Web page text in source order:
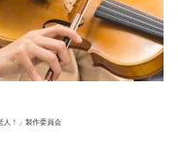
人！」製作委員会